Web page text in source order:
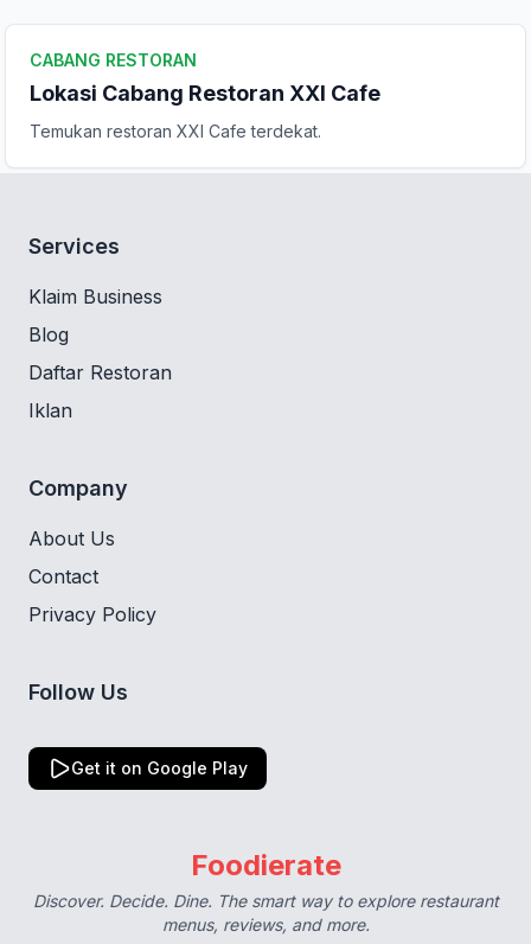
CABANG RESTORAN
Lokasi Cabang Restoran XXI Cafe
Temukan restoran XXI Cafe terdekat.
Services
Klaim Business
Blog
Daftar Restoran
Iklan
Company
About Us
Contact
Privacy Policy
Follow Us
Get it on Google Play
Foodierate
Discover. Decide. Dine. The smart way to explore restaurant
menus, reviews, and more.